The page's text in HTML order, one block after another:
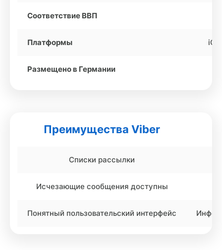
Соответствие ВВП
Платформы
Размещено в Германии
Преимущества Viber
Списки рассылки
Исчезающие сообщения доступны
Понятный пользовательский интерфейс